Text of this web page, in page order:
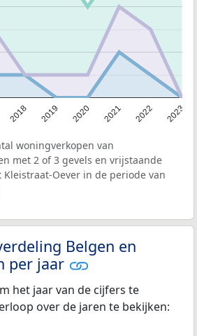
2018 2019 2020 2021 2022 2023
woningverkopen van
met 2 of 3 gevels en vrijstaande
Oever in de periode van
Belgen en
per jaar
het jaar van de cijfers te
over de jaren te bekijken: